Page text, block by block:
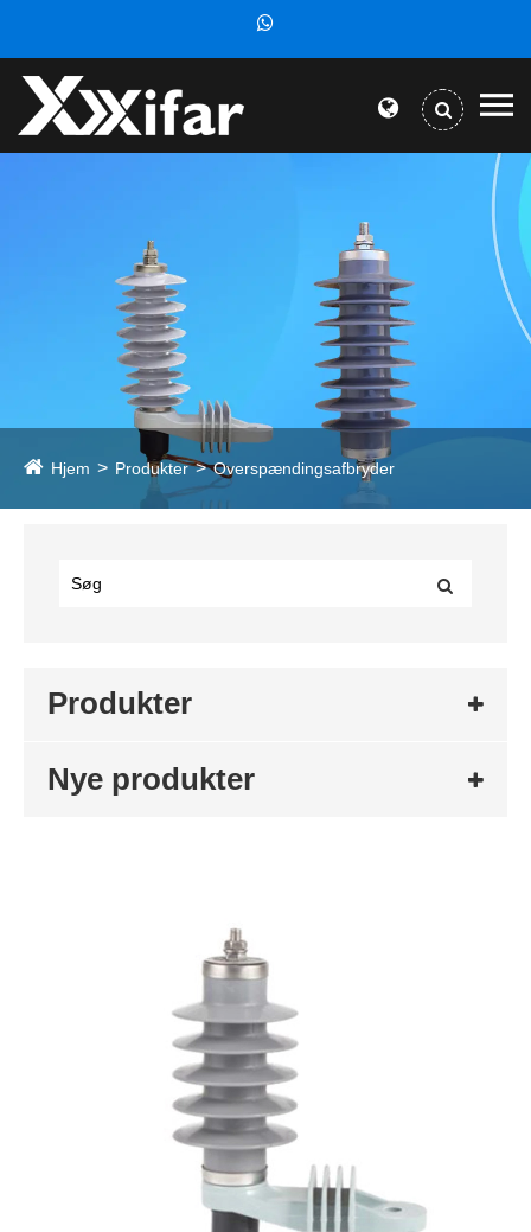
Hjem Produkter Overspændingsafbryder
Produkter
Nye produkter